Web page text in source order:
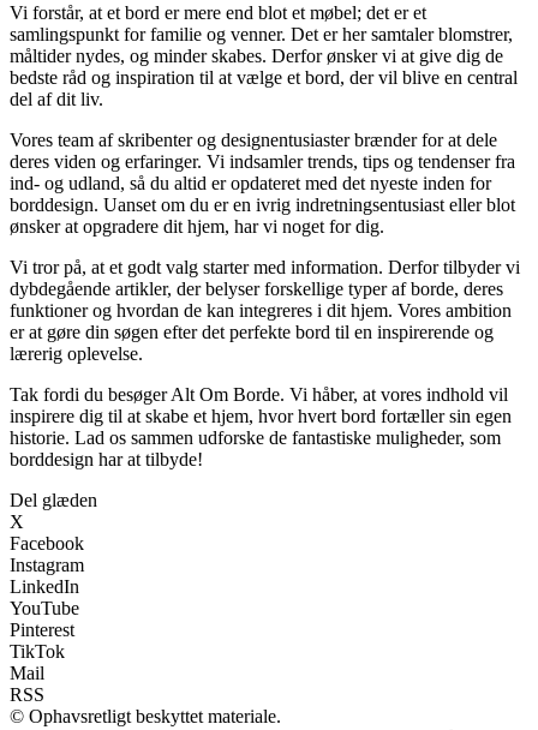
Vi forstår, at et bord er mere end blot et møbel; det er et
samlingspunkt for familie og venner. Det er her samtaler blomstrer,
måltider nydes, og minder skabes. Derfor ønsker vi at give dig de
bedste råd og inspiration til at vælge et bord, der vil blive en central
del af dit liv.
Vores team af skribenter og designentusiaster brænder for at dele
deres viden og erfaringer. Vi indsamler trends, tips og tendenser fra
ind- og udland, så du altid er opdateret med det nyeste inden for
borddesign. Uanset om du er en ivrig indretningsentusiast eller blot
ønsker at opgradere dit hjem, har vi noget for dig.
Vi tror på, at et godt valg starter med information. Derfor tilbyder vi
dybdegående artikler, der belyser forskellige typer af borde, deres
funktioner og hvordan de kan integreres i dit hjem. Vores ambition
er at gøre din søgen efter det perfekte bord til en inspirerende og
lærerig oplevelse.
Tak fordi du besøger Alt Om Borde. Vi håber, at vores indhold vil
inspirere dig til at skabe et hjem, hvor hvert bord fortæller sin egen
historie. Lad os sammen udforske de fantastiske muligheder, som
borddesign har at tilbyde!
Del glæden
X
Facebook
Instagram
LinkedIn
YouTube
Pinterest
TikTok
Mail
RSS
© Ophavsretligt beskyttet materiale.